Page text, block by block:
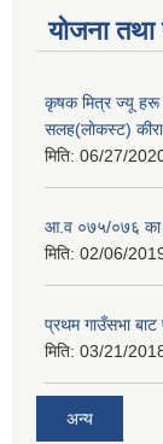
योजना तथा
कृषक मित्र ज्यू हरू
सलह(लाेकस्ट) कीरा
मिति: 06/27/
आ‍.व ०७५/०७६ का
मिति: 02/06/
प्रथम गाउँसभा बाट
मिति: 03/21/
अन्य